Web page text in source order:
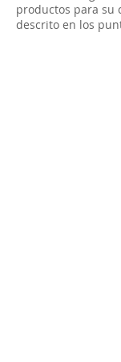
productos para su
descrito en los